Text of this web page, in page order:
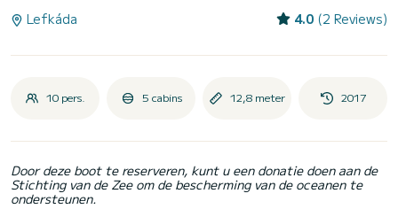
Lefkáda 4.0 (2 Reviews)
10 pers. 5 cabins 12,8 meter 2017
Door deze boot te reserveren, kunt u een donatie doen aan de
Stichting van de Zee om de bescherming van de oceanen te
ondersteunen.